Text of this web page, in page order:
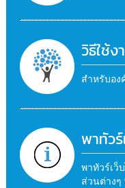
วิธีใช้ง
สำหรับอง
พาทัว
พาทัวร์เว็
ส่วนต่างๆ